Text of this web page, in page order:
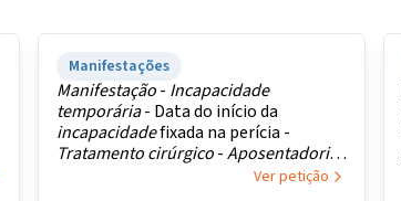
Manifestações
Manifestação- Incapacidade
temporária- Data do início da
incapacidadefixada na perícia -
Tratamentocirúrgico-Aposentadoria
Ver petição